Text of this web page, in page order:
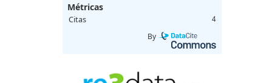
Métricas
Citas 4
By